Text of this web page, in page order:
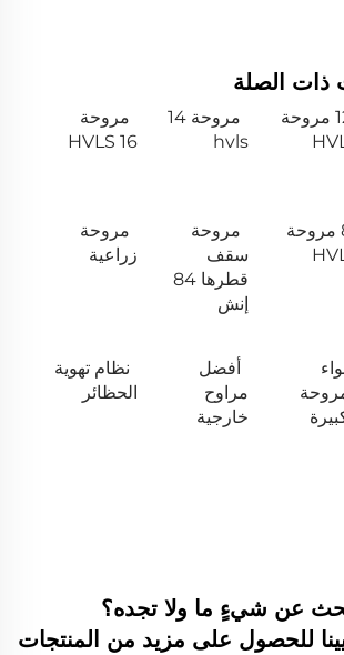
ذات الصلة
12 مروحة
مروحة 14
hvls
مروحة
HVLS 16
8 مروحة
مروحة
سقف
قطرها 84
إنش
مروحة
زراعية
أفضل
مراوح
خارجية
نظام تهوية
الحظائر
عن شيءٍ ما ولا تجده؟
للحصول على مزيد من المنتجات